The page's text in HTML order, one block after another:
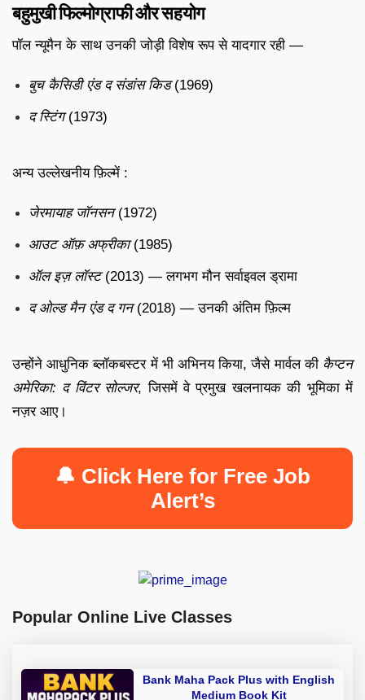
बहुमुखी फिल्मोग्राफी और सहयोग
पॉल न्यूमैन के साथ उनकी जोड़ी विशेष रूप से यादगार रही —
बुच कैसिडी एंड द संडांस किड(1969)
द स्टिंग(1973)
अन्य उल्लेखनीय फ़िल्में :
जेरमायाह जॉनसन(1972)
आउट ऑफ़ अफ्रीका(1985)
ऑल इज़ लॉस्ट(2013) — लगभग मौन सर्वाइवल ड्रामा
द ओल्ड मैन एंड द गन(2018) — उनकी अंतिम फ़िल्म
उन्होंने आधुनिक ब्लॉकबस्टर में भी अभिनय किया, जैसे मार्वल की कैप्टन
अमेरिका: द विंटर सोल्जर, जिसमें वे प्रमुख खलनायक की भूमिका में
नज़र आए।
🔔 Click Here for Free Job
Alert’s
Popular Online Live Classes
Bank Maha Pack Plus with English
Medium Book Kit